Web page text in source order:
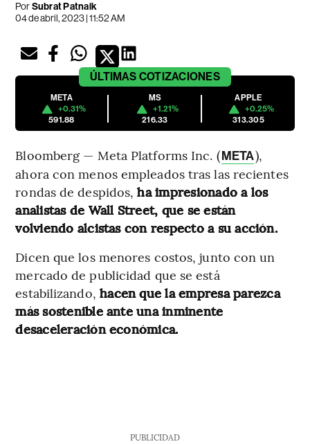
PorSubrat Patnaik
04 de abril, 2023 | 11:52 AM
ÚLTIMAS COTIZACIONES
META
+0.31%
591.88
MS
+1.21%
216.33
APPLE
+0.25%
313.305
Bloomberg — Meta Platforms Inc. (META),
ahora con menos empleados tras las recientes
rondas de despidos,ha impresionado a los
analistas de Wall Street, que se están
volviendo alcistas con respecto a su acción.
Dicen que los menores costos, junto con un
mercado de publicidad que se está
estabilizando, hacen que la empresa parezca
más sostenible ante una inminente
desaceleración económica.
PUBLICIDAD